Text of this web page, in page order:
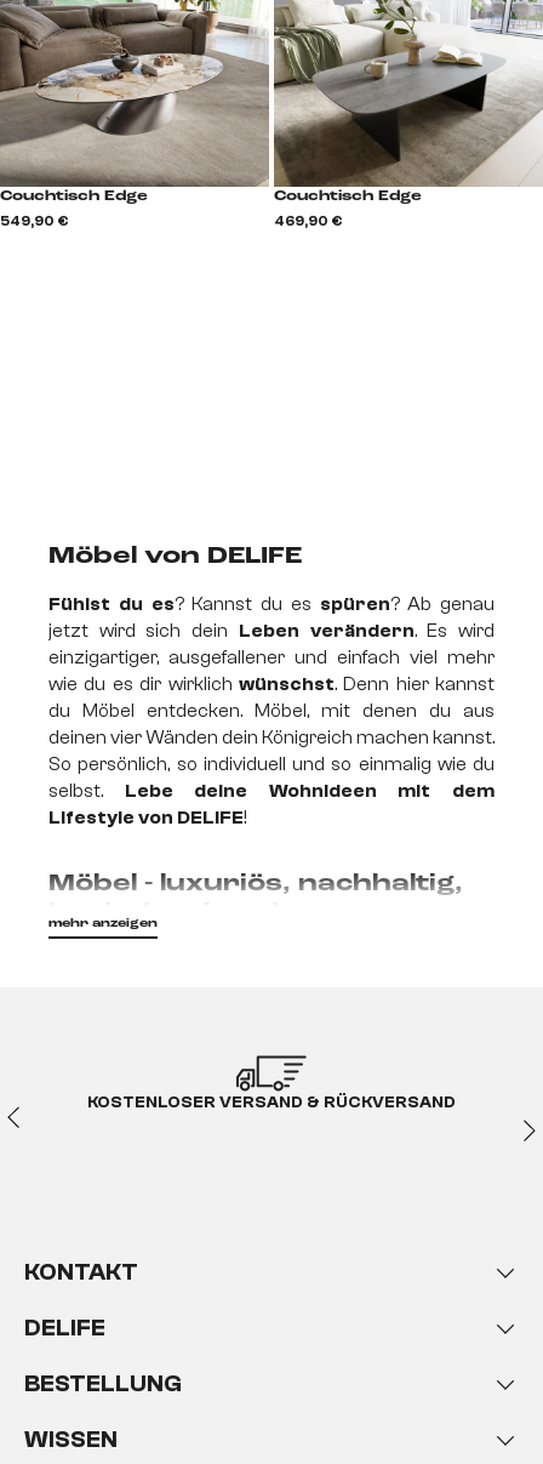
Couchtisch Edge
549,90 €
Couchtisch Edge
469,90 €
Möbel von DELIFE
Fühlst du es? Kannst du es spüren? Ab genau
jetzt wird sich dein Leben verändern. Es wird
einzigartiger, ausgefallener und einfach viel mehr
wie du es dir wirklich wünschst. Denn hier kannst
du Möbel entdecken. Möbel, mit denen du aus
deinen vier Wänden dein Königreich machen kannst.
So persönlich, so individuell und so einmalig wie du
selbst. Lebe deine Wohnideen mit dem
Lifestyle von DELIFE!
Möbel - luxuriös, nachhaltig,
beeindruckend
Zuhause ist andersund bekommt erst durch
deine Möbel einenganz besonderen und
Einrichtungsliebhaber die richtigen Wohnideen
Die passenden Möbel für
Wenn du etwas an deinem Einrichtungsstil
mehr anzeigen
KOSTENLOSER VERSAND & RÜCKVERSAND
KONTAKT
DELIFE
BESTELLUNG
WISSEN